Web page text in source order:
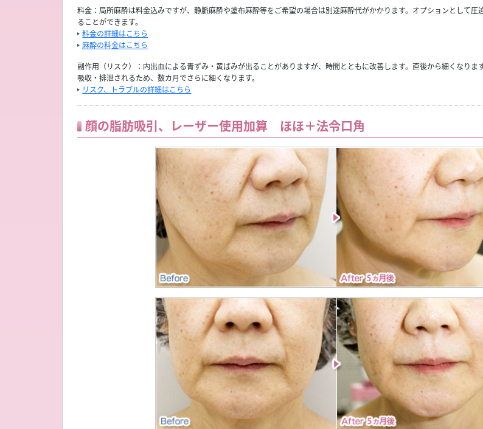
料金：局所麻酔は料金込みですが、静脈麻酔や塗布麻酔等をご希望の場合は別途麻酔代がかかります。オプションとして圧
ることができます。
料金の詳細はこちら
麻酔の料金はこちら
副作用（リスク）：内出血による青ずみ・黄ばみが出ることがありますが、時間とともに改善します。直後から細くなりま
吸収・排泄されるため、数カ月でさらに細くなります。
リスク、トラブルの詳細はこちら
顔の脂肪吸引、レーザー使用加算 ほほ＋法令口角